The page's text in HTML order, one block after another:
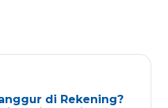
di Rekening?